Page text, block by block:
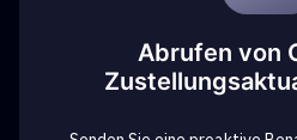
Abrufen von